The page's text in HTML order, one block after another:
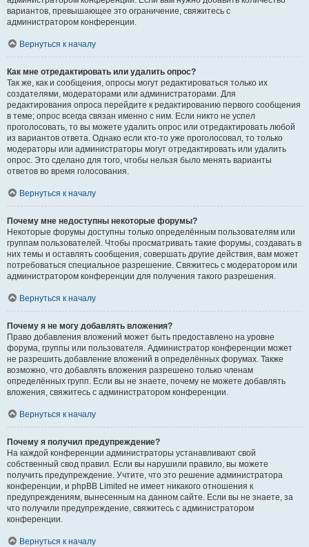
вариантов, превышающее это ограничение, свяжитесь с
администратором конференции.
Вернуться к началу
Как мне отредактировать или удалить опрос?
Так же, как и сообщения, опросы могут редактироваться только их
создателями, модераторами или администраторами. Для
редактирования опроса перейдите к редактированию первого сообщения
в теме; опрос всегда связан именно с ним. Если никто не успел
проголосовать, то вы можете удалить опрос или отредактировать любой
из вариантов ответа. Однако если кто-то уже проголосовал, то только
модераторы или администраторы могут отредактировать или удалить
опрос. Это сделано для того, чтобы нельзя было менять варианты
ответов во время голосования.
Вернуться к началу
Почему мне недоступны некоторые форумы?
Некоторые форумы доступны только определённым пользователям или
группам пользователей. Чтобы просматривать такие форумы, создавать в
них темы и оставлять сообщения, совершать другие действия, вам может
потребоваться специальное разрешение. Свяжитесь с модератором или
администратором конференции для получения такого разрешения.
Вернуться к началу
Почему я не могу добавлять вложения?
Право добавления вложений может быть предоставлено на уровне
форума, группы или пользователя. Администратор конференции может
не разрешить добавление вложений в определённых форумах. Также
возможно, что добавлять вложения разрешено только членам
определённых групп. Если вы не знаете, почему не можете добавлять
вложения, свяжитесь с администратором конференции.
Вернуться к началу
Почему я получил предупреждение?
На каждой конференции администраторы устанавливают свой
собственный свод правил. Если вы нарушили правило, вы можете
получить предупреждение. Учтите, что это решение администратора
конференции, и phpBB Limited не имеет никакого отношения к
предупреждениям, вынесенным на данном сайте. Если вы не знаете, за
что получили предупреждение, свяжитесь с администратором
конференции.
Вернуться к началу